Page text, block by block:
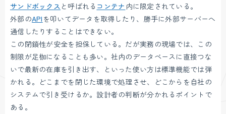
サンドボックス と呼ばれる コンテナ 内に限定されている。
外部のAPI を叩いてデータを取得したり、勝手に外部サーバーへ
通信したりすることはできない。
この閉鎖性が安全を担保している。だが実務の現場では、この
制限が足枷になることも多い。社内のデータベースに直接つな
いで最新の在庫を引き出す、といった使い方は標準機能では弾
かれる。どこまでを閉じた環境で処理させ、どこからを自社の
システムで引き受けるか。設計者の判断が分かれるポイントで
ある。